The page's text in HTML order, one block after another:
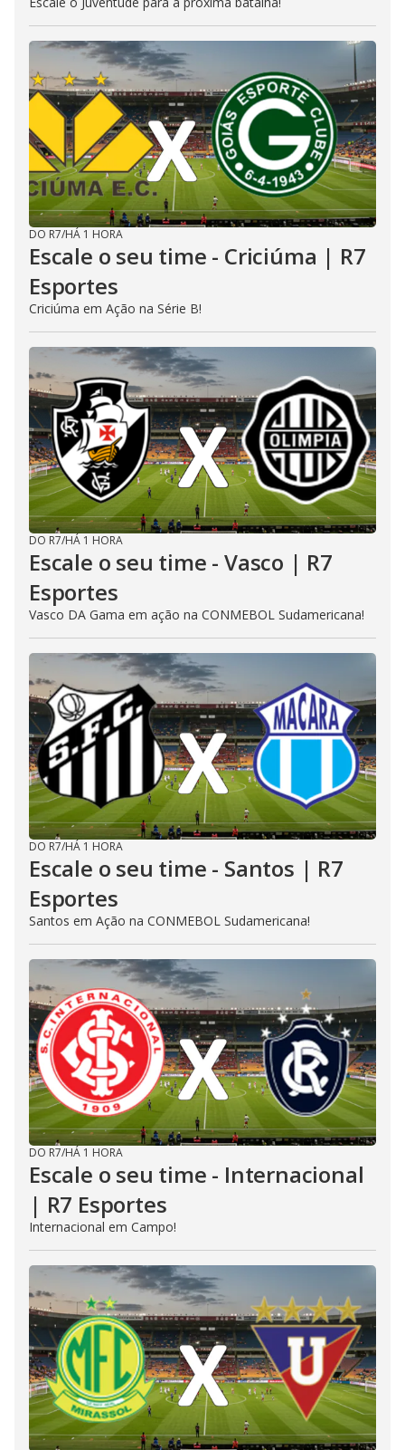
DO R7/HÁ 1 HORA
Escale o seu time - Criciúma | R7
Esportes
Criciúma em Ação na Série B!
DO R7/HÁ 1 HORA
Escale o seu time - Vasco | R7
Esportes
Vasco DA Gama em ação na CONMEBOL Sudamericana!
DO R7/HÁ 1 HORA
Escale o seu time - Santos | R7
Esportes
Santos em Ação na CONMEBOL Sudamericana!
DO R7/HÁ 1 HORA
Escale o seu time - Internacional
| R7 Esportes
Internacional em Campo!